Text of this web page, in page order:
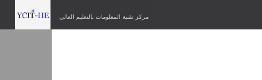
مركز تقنية المعلومات بالتعليم العالي